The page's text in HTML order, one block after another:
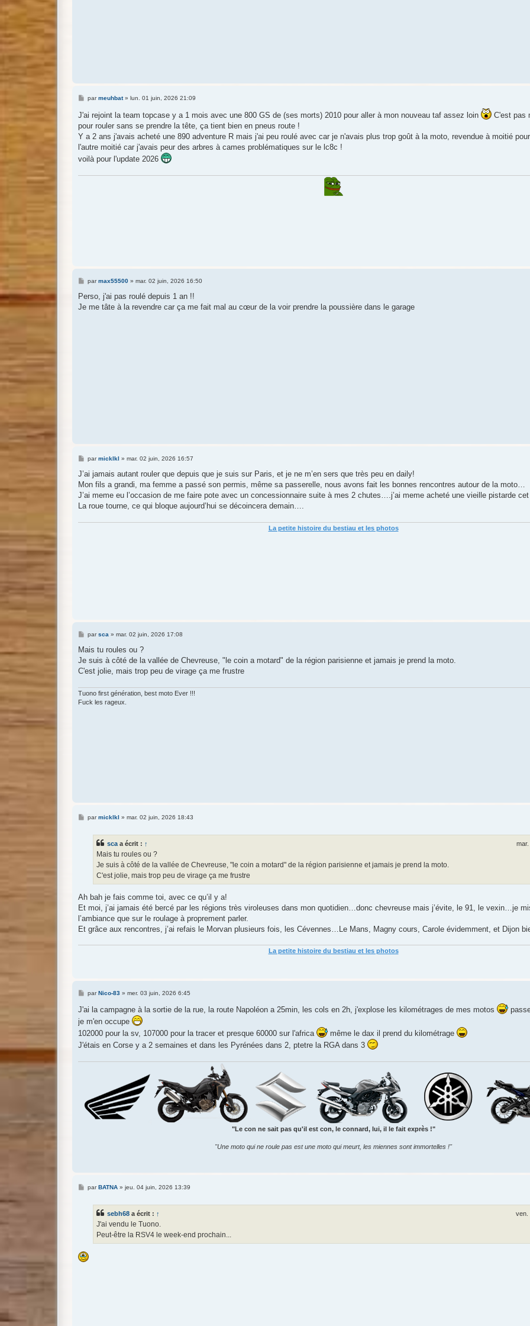
M
s
s
a
e
parmeuhbat» lun. 01 juin, 2026 21:09
J'ai rejoint la team topcase y a 1 mois avec une 800 GS de (ses morts) 2010 pour aller à mon nouveau taf assez loin
C'est pas
pour rouler sans se prendre la tête, ça tient bien en pneus route !
Y a 2 ans j'avais acheté une 890 adventure R mais j'ai peu roulé avec car je n'avais plus trop goût à la moto, revendue à moitié
l'autre moitié car j'avais peur des arbres à cames problématiques sur le lc8c !
voilà pour l'update 2026
M
s
a
parmax55500» mar. 02 juin, 2026 16:50
Perso, j'ai pas roulé depuis 1 an !!
Je me tâte à la revendre car ça me fait mal au cœur de la voir prendre la poussière dans le garage
M
s
a
g
parmicklkl » mar. 02 juin, 2026 16:57
J’ai jamais autant rouler que depuis que je suis sur Paris, et je ne m’en sers que très peu en daily!
Mon fils a grandi, ma femme a passé son permis, même sa passerelle, nous avons fait les bonnes rencontres autour de la moto…
J’ai meme eu l’occasion de me faire pote avec un concessionnaire suite à mes 2 chutes….j’ai meme acheté une vieille pistarde
La roue tourne, ce qui bloque aujourd’hui se décoincera demain….
La petite histoire du bestiau et les photos
M
s
a
g
parsca » mar. 02 juin, 2026 17:08
Mais tu roules ou ?
Je suis à côté de la vallée de Chevreuse, "le coin a motard" de la région parisienne et jamais je prend la moto.
C'est jolie, mais trop peu de virage ça me frustre
Tuono first génération, best moto Ever !!!
Fuck les rageux.
Mparmicklkl » mar. 02 juin, 2026 18:43
sca a écrit : ↑
Mais tu roules ou ?
Je suis à côté de la vallée de Chevreuse, "le coin a motard" de la région parisienne et jamais je prend la moto.
C'est jolie, mais trop peu de virage ça me frustre
Ah bah je fais comme toi, avec ce qu’il y a!
Et moi, j’ai jamais été bercé par les régions très viroleuses dans mon quotidien…donc chevreuse mais j’évite, le 91, le vexin…je
l’ambiance que sur le roulage à proprement parler.
Et grâce aux rencontres, j’ai refais le Morvan plusieurs fois, les Cévennes…Le Mans, Magny cours, Carole évidemment, et Dijon
La petite histoire du bestiau et les photos
M
s
s
a
e
parNico-83» mer. 03 juin, 2026 6:45
J'ai la campagne à la sortie de la rue, la route Napoléon a 25min, les cols en 2h, j'explose les kilométrages de mes motos
je m'en occupe
102000 pour la sv, 107000 pour la tracer et presque 60000 sur l'africa
même le dax il prend du kilométrage
J'étais en Corse y a 2 semaines et dans les Pyrénées dans 2, ptetre la RGA dans 3
"Le con ne sait pas qu'il est con, le connard, lui, il le fait exprès !"
"Une moto qui ne roule pas est une moto qui meurt, les miennes sont immortelles !"
MparBATNA» jeu. 04 juin, 2026 13:39
sebh68 a écrit : ↑ ven.
J'ai vendu le Tuono.
Peut-être la RSV4 le week-end prochain...